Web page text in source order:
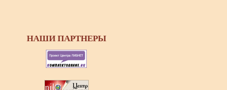
НАШИ ПАРТНЕРЫ